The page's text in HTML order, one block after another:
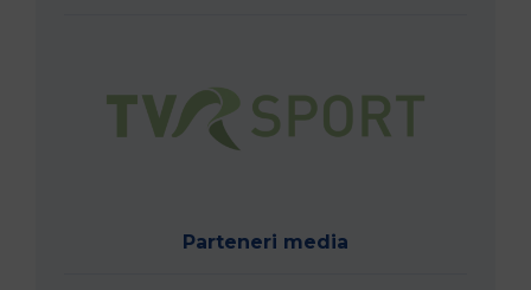
Parteneri media